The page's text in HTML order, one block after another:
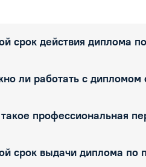
срок действия диплома
ли работать с дипломом
профессиональная
срок выдачи диплома по